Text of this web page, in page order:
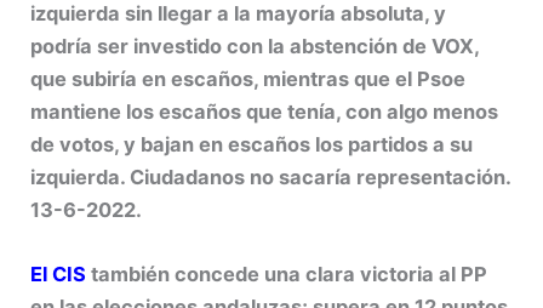
izquierda sin llegar a la mayoría absoluta, y
podría ser investido con la abstención de VOX,
que subiría en escaños, mientras que el Psoe
mantiene los escaños que tenía, con algo menos
de votos, y bajan en escaños los partidos a su
izquierda. Ciudadanos no sacaría representación.
13-6-2022.
El CIS también concede una clara victoria al PP